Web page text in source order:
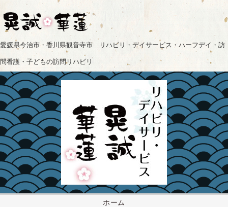
愛媛県今治市・香川県観音寺市 リハビリ・デイサービス・ハーフデイ・訪
問看護・子どもの訪問リハビリ
ホーム